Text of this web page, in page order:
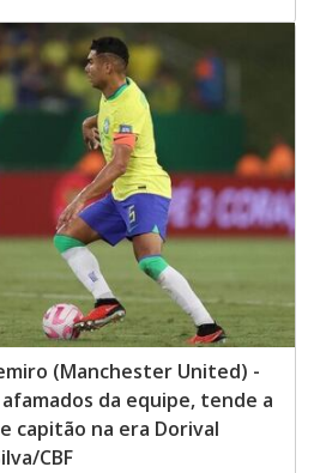
(Manchester United) -
da equipe, tende a
capitão na era Dorival
CBF